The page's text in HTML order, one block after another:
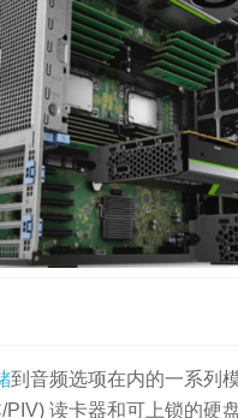
到音频选项在内的一系列
PIV) 读卡器和可上锁的硬